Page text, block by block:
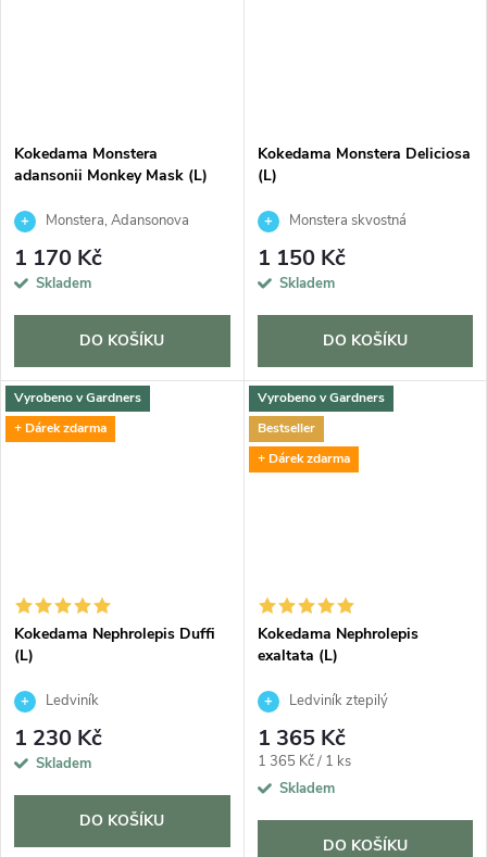
Kokedama Monstera
adansonii Monkey Mask (L)
Monstera, Adansonova
monstera, Švýcarský sýr
1 170 Kč
Skladem
DO KOŠÍKU
Kokedama Monstera Deliciosa
(L)
Monstera skvostná
1 150 Kč
Skladem
DO KOŠÍKU
Vyrobeno v Gardners
+ Dárek zdarma
Kokedama Nephrolepis Duffi
(L)
Ledviník
1 230 Kč
Skladem
DO KOŠÍKU
Vyrobeno v Gardners
Bestseller
+ Dárek zdarma
Kokedama Nephrolepis
exaltata (L)
Ledviník ztepilý
1 365 Kč
Měrná
cena:
1 365 Kč / 1 ks
Skladem
DO KOŠÍKU